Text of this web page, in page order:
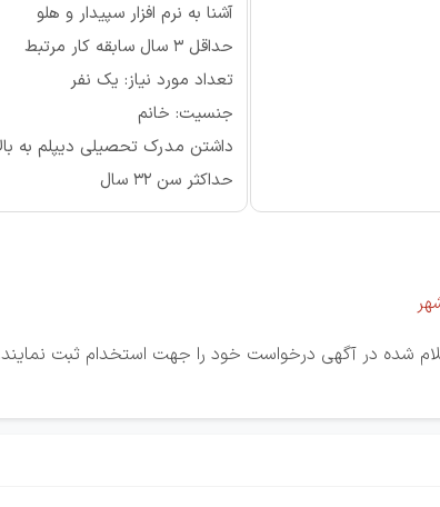
آشنا به نرم افزار سپیدار و هلو
حداقل 3 سال سابقه کار مرتبط
تعداد مورد نیاز: یک نفر
جنسیت: خانم
داشتن مدرک تحصیلی دیپلم به
حداکثر سن 32 سال
شده در آگهی درخواست خود را جهت استخدام ثبت